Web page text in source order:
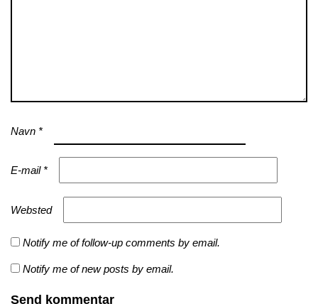
Navn *
E-mail *
Websted
Notify me of follow-up comments by email.
Notify me of new posts by email.